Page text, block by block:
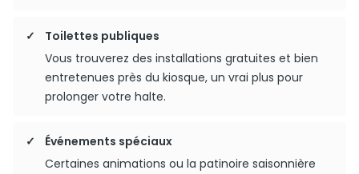
Toilettes publiques
Vous trouverez des installations gratuites et bien
entretenues près du kiosque, un vrai plus pour
prolonger votre halte.
Événements spéciaux
Certaines animations ou la patinoire saisonnière